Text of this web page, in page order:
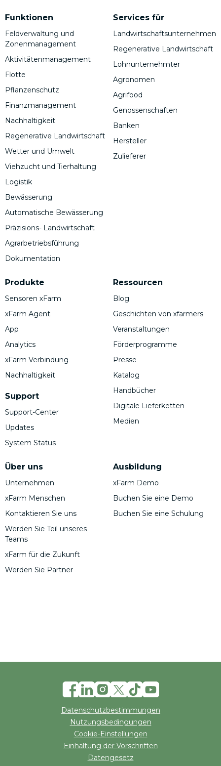
Funktionen
Feldverwaltung und
Zonenmanagement
Aktivitätenmanagement
Flotte
Pflanzenschutz
Finanzmanagement
Nachhaltigkeit
Regenerative Landwirtschaft
Wetter und Umwelt
Viehzucht und Tierhaltung
Logistik
Bewässerung
Automatische Bewässerung
Präzisions- Landwirtschaft
Agrarbetriebsführung
Dokumentation
Produkte
Sensoren xFarm
xFarm Agent
App
Analytics
xFarm Verbindung
Nachhaltigkeit
Support
Support-Center
Updates
System Status
Services für
Landwirtschaftsunternehmen
Regenerative Landwirtschaft
Lohnunternehmter
Agronomen
Agrifood
Genossenschaften
Banken
Hersteller
Zulieferer
Über uns
Unternehmen
xFarm Menschen
Kontaktieren Sie uns
Werden Sie Teil unseres
Teams
xFarm für die Zukunft
Werden Sie Partner
Ressourcen
Blog
Geschichten von xfarmers
Veranstaltungen
Förderprogramme
Presse
Katalog
Handbücher
Digitale Lieferketten
Medien
Ausbildung
xFarm Demo
Buchen Sie eine Demo
Buchen Sie eine Schulung
Datenschutzbestimmungen
Nutzungsbedingungen
Cookie-Einstellungen
Einhaltung der Vorschriften
Datengesetz